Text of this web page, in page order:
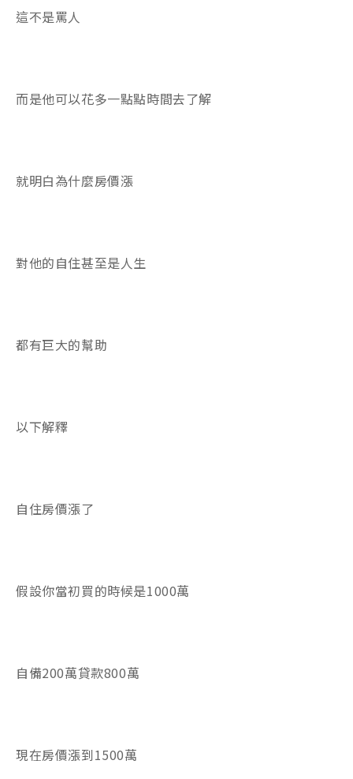
這不是罵人
而是他可以花多一點點時間去了解
就明白為什麼房價漲
對他的自住甚至是人生
都有巨大的幫助
以下解釋
自住房價漲了
假設你當初買的時候是1000萬
自備200萬貸款800萬
現在房價漲到1500萬